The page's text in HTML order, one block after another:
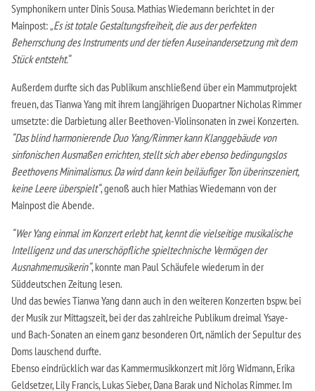
Symphonikern unter Dinis Sousa. Mathias Wiedemann berichtet in der
Mainpost:„Es ist totale Gestaltungsfreiheit, die aus der perfekten
Beherrschung des Instruments und der tiefen Auseinandersetzung mit dem
Stück entsteht.“
Außerdem durfte sich das Publikum anschließend über ein Mammutprojekt
freuen, das Tianwa Yang mit ihrem langjährigen Duopartner Nicholas Rimmer
umsetzte: die Darbietung aller Beethoven-Violinsonaten in zwei Konzerten.
“Das blind harmonierende Duo Yang/Rimmer kann Klanggebäude von
sinfonischen Ausmaßen errichten, stellt sich aber ebenso bedingungslos
Beethovens Minimalismus. Da wird dann kein beiläufiger Ton überinszeniert,
keine Leere überspielt“, genoß auch hier Mathias Wiedemann von der
Mainpost die Abende.
“Wer Yang einmal im Konzert erlebt hat, kennt die vielseitige musikalische
Intelligenz und das unerschöpfliche spieltechnische Vermögen der
Ausnahmemusikerin“, konnte man Paul Schäufele wiederum in der
Süddeutschen Zeitung lesen.
Und das bewies Tianwa Yang dann auch in den weiteren Konzerten bspw. bei
der Musik zur Mittagszeit, bei der das zahlreiche Publikum dreimal Ysaye-
und Bach-Sonaten an einem ganz besonderen Ort, nämlich der Sepultur des
Doms lauschend durfte.
Ebenso eindrücklich war das Kammermusikkonzert mit Jörg Widmann, Erika
Geldsetzer, Lily Francis, Lukas Sieber, Dana Barak und Nicholas Rimmer. Im